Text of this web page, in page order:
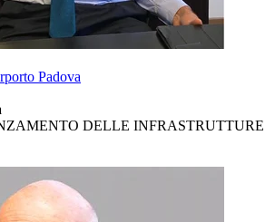
Padova
DELLE INFRASTRUTTURE